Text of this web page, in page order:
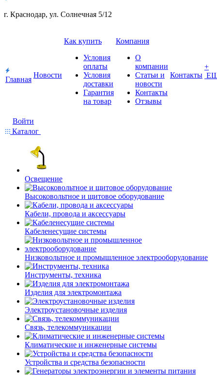
г. Краснодар, ул. Солнечная 5/12
Главная
Новости
Как купить
Условия
оплаты
Условия
доставки
Гарантия
на товар
Компания
О
компании
Статьи и
новости
Контакты
Отзывы
Контакты
+
Войти
Каталог
Освещение
Высоковольтное и щитовое оборудование
Кабели, провода и аксессуары
Кабеленесущие системы
Низковольтное и промышленное электрооборудование
Инструменты, техника
Изделия для электромонтажа
Электроустановочные изделия
Связь, телекоммуникации
Климатические и инженерные системы
Устройства и средства безопасности